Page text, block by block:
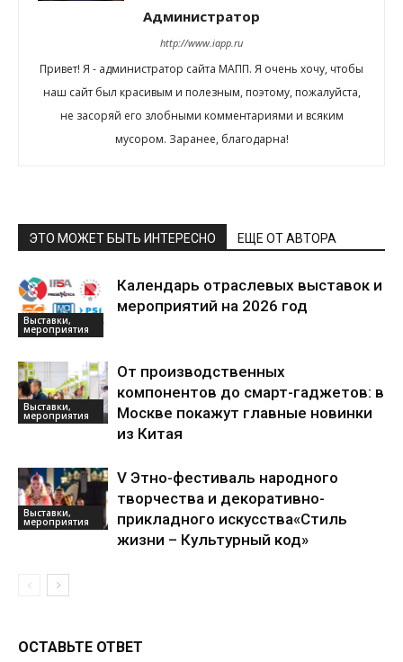
Администратор
http://www.iapp.ru
Привет! Я - администратор сайта МАПП. Я очень хочу, чтобы
наш сайт был красивым и полезным, поэтому, пожалуйста,
не засоряй его злобными комментариями и всяким
мусором. Заранее, благодарна!
ЭТО МОЖЕТ БЫТЬ ИНТЕРЕСНО ЕЩЕ ОТ АВТОРА
Выставки,
мероприятия
Календарь отраслевых выставок и
мероприятий на 2026 год
Выставки,
мероприятия
От производственных
компонентов до смарт-гаджетов: в
Москве покажут главные новинки
из Китая
Выставки,
мероприятия
V Этно-фестиваль народного
творчества и декоративно-
прикладного искусства«Стиль
жизни – Культурный код»
ОСТАВЬТЕ ОТВЕТ